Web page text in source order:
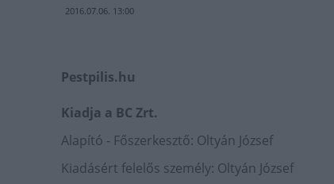
2016.07.06. 13:00
Pestpilis.hu
Kiadja a BC Zrt.
Alapító - Főszerkesztő: Oltyán József
Kiadásért felelős személy: Oltyán József